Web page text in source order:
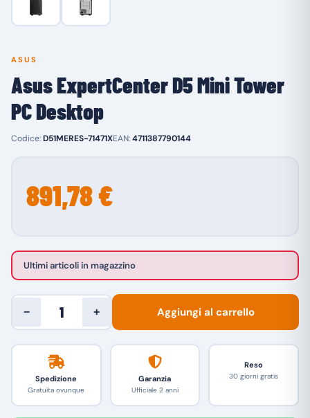
ASUS
Asus ExpertCenter D5 Mini Tower
PC Desktop
Codice:D51MERES-71471XEAN:4711387790144
891,78 €
Ultimi articoli in magazzino
− + Aggiungi al carrello
Spedizione
Gratuita ovunque
Garanzia
Ufficiale 2 anni
Reso
30 giorni gratis